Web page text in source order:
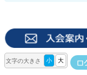
文字の大きさ 小 大